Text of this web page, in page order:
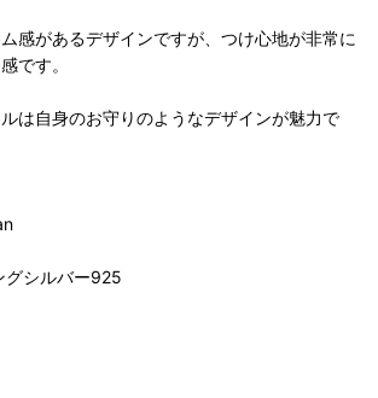
感があるデザインですが、つけ心地が非常に
です。
は自身のお守りのようなデザインが魅力で
グシルバー925